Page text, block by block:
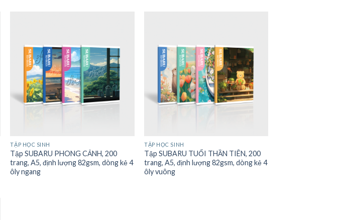
TẬP HỌC SINH
Tập SUBARU PHONG CẢNH, 200
trang, A5, định lượng 82gsm, dòng kẻ 4
ôly ngang
TẬP HỌC SINH
Tập SUBARU TUỔI THẦN TIÊN, 200
trang, A5, định lượng 82gsm, dòng kẻ 4
ôly vuông